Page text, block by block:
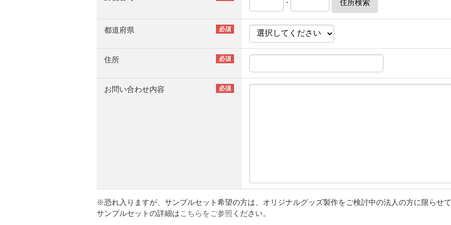
住所検索
都道府県
住所
お問い合わせ内容
※恐れ入りますが、サンプルセット希望の方は、オリジナルグッズ製作をご検討中の法人の方に限らせて
サンプルセットの詳細はこちらをご参照 ください。